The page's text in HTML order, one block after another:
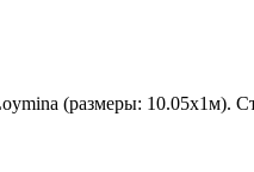
(размеры: 10.05х1м).